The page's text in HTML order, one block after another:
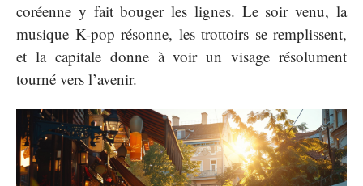
coréenne y fait bouger les lignes. Le soir venu, la
musique K-pop résonne, les trottoirs se remplissent,
et la capitale donne à voir un visage résolument
tourné vers l’avenir.